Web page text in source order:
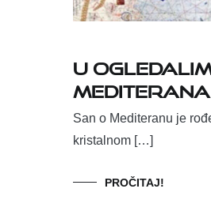
U
Mediterana
San o Mediteranu je
kristalnom […]
PROČITAJ!